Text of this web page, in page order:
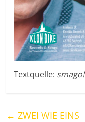
Textquelle: smago!
← ZWEI WIE EINS